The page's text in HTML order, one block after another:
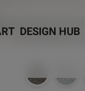
DESIGN HUB